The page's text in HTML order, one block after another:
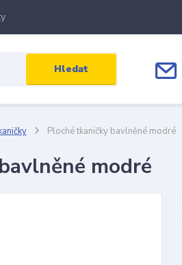
Hledat
Ploché tkaničky bavlněné modré
modré